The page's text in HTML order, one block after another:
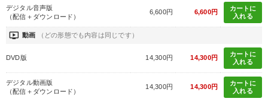
デジタル音声版
（配信＋ダウンロード）
6,600円 6,600円
カートに
入れる
ondemand_video 動画 （どの形態でも内容は同じです）
DVD版 14,300円 14,300円
カートに
入れる
デジタル動画版
（配信＋ダウンロード）
14,300円 14,300円
カートに
入れる